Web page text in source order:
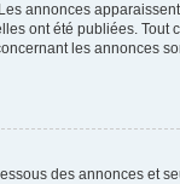
annonces
ont été publiées. Tout
les annonces
des annonces et